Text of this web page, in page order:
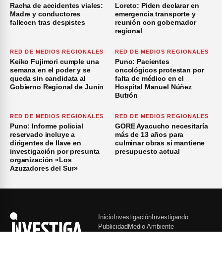
Racha de accidentes viales:
Madre y conductores
fallecen tras despistes
Loreto: Piden declarar en
emergencia transporte y
reunión con gobernador
regional
RED DE MEDIOS REGIONALES
Keiko Fujimori cumple una
semana en el poder y se
queda sin candidata al
Gobierno Regional de Junín
RED DE MEDIOS REGIONALES
Puno: Pacientes
oncológicos protestan por
falta de médico en el
Hospital Manuel Núñez
Butrón
RED DE MEDIOS REGIONALES
Puno: Informe policial
reservado incluye a
dirigentes de Ilave en
investigación por presunta
organización «Los
Azuzadores del Sur»
RED DE MEDIOS REGIONALES
GORE Ayacucho necesitaría
más de 13 años para
culminar obras si mantiene
presupuesto actual
Inicio Investigación Investigando
Publicidad Medio Ambiente